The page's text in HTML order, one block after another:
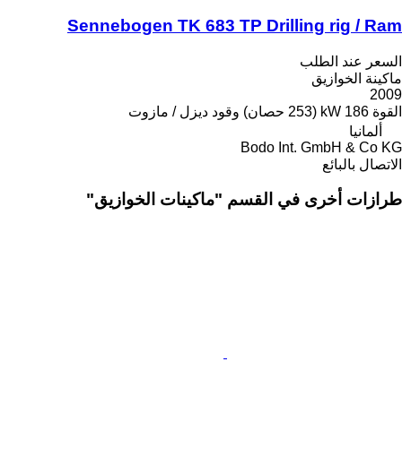
Sennebogen TK 683 TP Drilling rig / Ram
السعر عند الطلب
ماكينة الخوازيق
2009
القوة 186 kW (253 حصان) وقود ديزل / مازوت
ألمانيا
Bodo Int. GmbH & Co KG
الاتصال بالبائع
طرازات أخرى في القسم "ماكينات الخوازيق"